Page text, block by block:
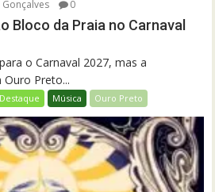
Gonçalves 0
Bloco da Praia no Carnaval
o Carnaval 2027, mas a
Preto...
Destaque Música Ouro Preto